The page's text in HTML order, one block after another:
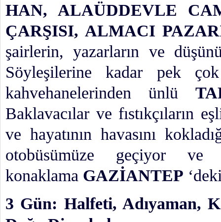
HAN, ALAÜDDEVLE
ÇARŞISI, ALMACI
şairlerin, yazarların ve
Söyleşilerine kadar pek
kahvehanelerinden ünlü
Baklavacılar ve fıstıkçıların
ve hayatının havasını
otobüsümüze geçiyor
konaklama GAZİANTEP
3 Gün: Halfeti, Adıyaman,